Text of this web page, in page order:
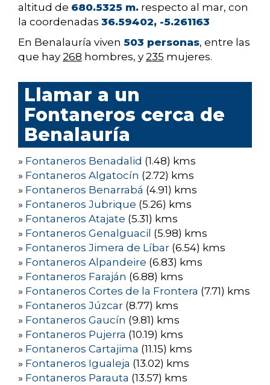
altitud de 680.5325 m. respecto al mar, con
la coordenadas 36.59402, -5.261163
En Benalauría viven 503 personas, entre las
que hay 268 hombres, y 235 mujeres.
Llamar a un
Fontaneros cerca de
Benalauría
» Fontaneros Benadalid (1.48) kms
» Fontaneros Algatocín (2.72) kms
» Fontaneros Benarrabá (4.91) kms
» Fontaneros Jubrique (5.26) kms
» Fontaneros Atajate (5.31) kms
» Fontaneros Genalguacil (5.98) kms
» Fontaneros Jimera de Líbar (6.54) kms
» Fontaneros Alpandeire (6.83) kms
» Fontaneros Faraján (6.88) kms
» Fontaneros Cortes de la Frontera (7.71) kms
» Fontaneros Júzcar (8.77) kms
» Fontaneros Gaucín (9.81) kms
» Fontaneros Pujerra (10.19) kms
» Fontaneros Cartajima (11.15) kms
» Fontaneros Igualeja (13.02) kms
» Fontaneros Parauta (13.57) kms